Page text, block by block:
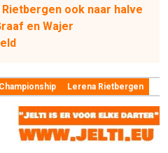
ook naar halve
en Wajer
Lerena Rietbergen